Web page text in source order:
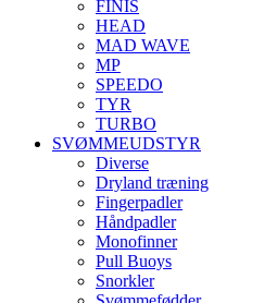
FINIS
HEAD
MAD WAVE
MP
SPEEDO
TYR
TURBO
SVØMMEUDSTYR
Diverse
Dryland træning
Fingerpadler
Håndpadler
Monofinner
Pull Buoys
Snorkler